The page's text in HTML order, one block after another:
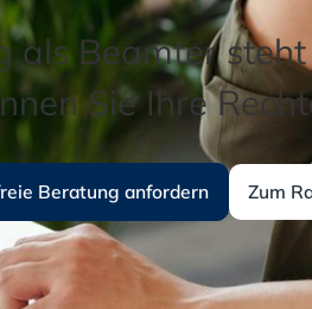
als Beamter
Sie Ihre
Beratung anfordern Zum